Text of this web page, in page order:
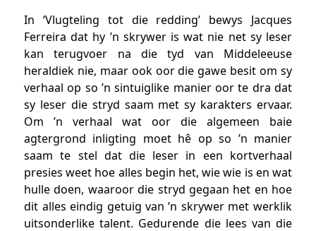
In ‘Vlugteling tot die redding’ bewys Jacques
Ferreira dat hy ’n skrywer is wat nie net sy leser
kan terugvoer na die tyd van Middeleeuse
heraldiek nie, maar ook oor die gawe besit om sy
verhaal op so ’n sintuiglike manier oor te dra dat
sy leser die stryd saam met sy karakters ervaar.
Om ’n verhaal wat oor die algemeen baie
agtergrond inligting moet hê op so ’n manier
saam te stel dat die leser in een kortverhaal
presies weet hoe alles begin het, wie wie is en wat
hulle doen, waaroor die stryd gegaan het en hoe
dit alles eindig getuig van ’n skrywer met werklik
uitsonderlike talent. Gedurende die lees van die